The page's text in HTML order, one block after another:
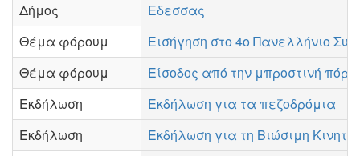
Δήμος
Εδεσσας
Θέμα φόρουμ
Εισήγηση στο 4ο Πανελλήνιο
Θέμα φόρουμ
Είσοδος από την μπροστινή
Εκδήλωση
Εκδήλωση για τα πεζοδρόμια
Εκδήλωση
Εκδήλωση για τη Βιώσιμη